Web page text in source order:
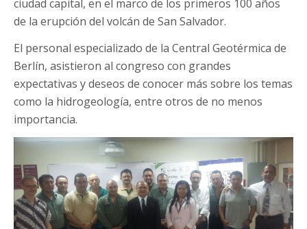
ciudad capital, en el marco de los primeros 100 años
de la erupción del volcán de San Salvador.
El personal especializado de la Central Geotérmica de
Berlín, asistieron al congreso con grandes
expectativas y deseos de conocer más sobre los temas
como la hidrogeología, entre otros de no menos
importancia.